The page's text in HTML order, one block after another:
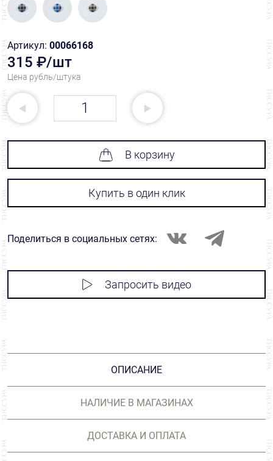
Артикул: 00066168
315 ₽/шт
Цена рубль/штука
В корзину
Купить в один клик
Поделиться в социальных сетях:
Запросить видео
ОПИСАНИЕ
НАЛИЧИЕ В МАГАЗИНАХ
ДОСТАВКА И ОПЛАТА